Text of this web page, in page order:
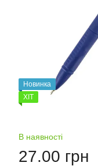
Новинка
ХІТ
В наявності
27.00 грн